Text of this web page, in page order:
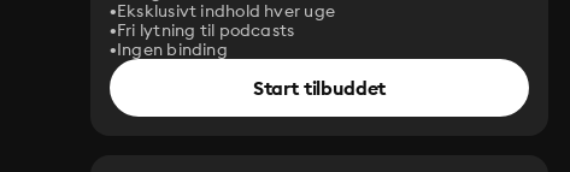
Eksklusivt indhold hver uge
Fri lytning til podcasts
Ingen binding
Start tilbuddet